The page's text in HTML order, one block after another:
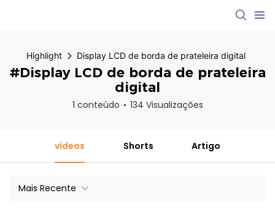
Highlight Display LCD de borda de prateleira digital
#Display LCD de borda de prateleira
digital
1 conteúdo 134 Visualizações
vídeos Shorts Artigo
Mais Recente